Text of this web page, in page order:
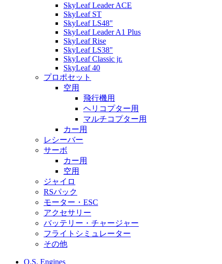
SkyLeaf Leader ACE
SkyLeaf ST
SkyLeaf LS48"
SkyLeaf Leader A1 Plus
SkyLeaf Rise
SkyLeaf LS38"
SkyLeaf Classic jr.
SkyLeaf 40
プロポセット
空用
飛行機用
ヘリコプター用
マルチコプター用
カー用
レシーバー
サーボ
カー用
空用
ジャイロ
RSパック
モーター・ESC
アクセサリー
バッテリー・チャージャー
フライトシミュレーター
その他
O.S. Engines